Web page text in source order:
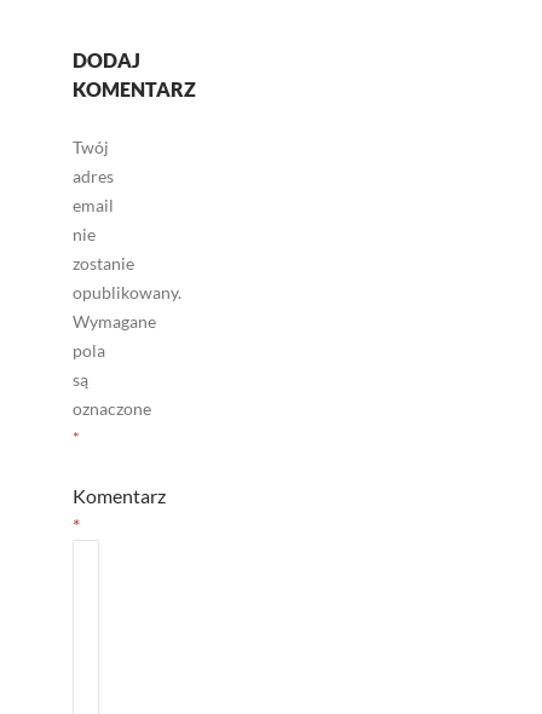
DODAJ
KOMENTARZ
Twój
adres
email
nie
zostanie
opublikowany.
Wymagane
pola
są
oznaczone
*
Komentarz
*